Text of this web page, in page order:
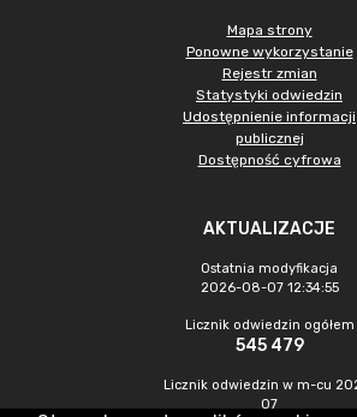
Mapa strony
Ponowne wykorzystanie
Rejestr zmian
Statystyki odwiedzin
Udostępnienie informacji
publicznej
Dostępność cyfrowa
AKTUALIZACJE
Ostatnia modyfikacja
2026-08-07 12:34:55
Licznik odwiedzin ogółem
545 479
Licznik odwiedzin w m-cu
07